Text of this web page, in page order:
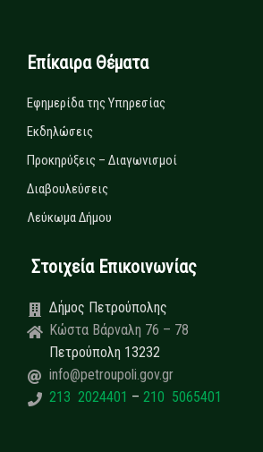
Επίκαιρα Θέματα
Εφημερίδα της Υπηρεσίας
Εκδηλώσεις
Προκηρύξεις – Διαγωνισμοί
Διαβουλεύσεις
Λεύκωμα Δήμου
Στοιχεία Επικοινωνίας
Δήμος Πετρούπολης
Κώστα Βάρναλη 76 – 78
Πετρούπολη 13232
info@petroupoli.gov.gr
213 2024401 – 210 5065401